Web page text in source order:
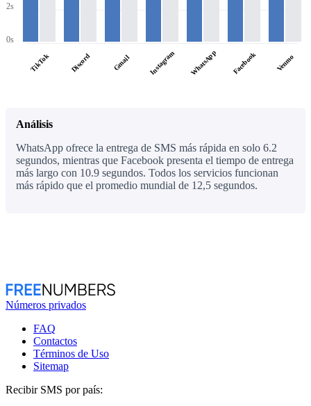
2s
0s
TikTok Discord Gmail Instagram WhatsApp Facebook Venmo
Análisis
WhatsApp ofrece la entrega de SMS más rápida en solo 6.2
segundos, mientras que Facebook presenta el tiempo de entrega
más largo con 10.9 segundos. Todos los servicios funcionan
más rápido que el promedio mundial de 12,5 segundos.
Números privados
FAQ
Contactos
Términos de Uso
Sitemap
Recibir SMS por país: